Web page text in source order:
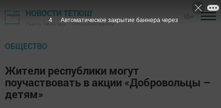
НОВОСТИ ТЕТЮШ
Газета "Авангард" - Тетюшский район
ОБЩЕСТВО
Жители республики могут
поучаствовать в акции «Добровольцы –
детям»
3 Автоматическое закрытие баннера через